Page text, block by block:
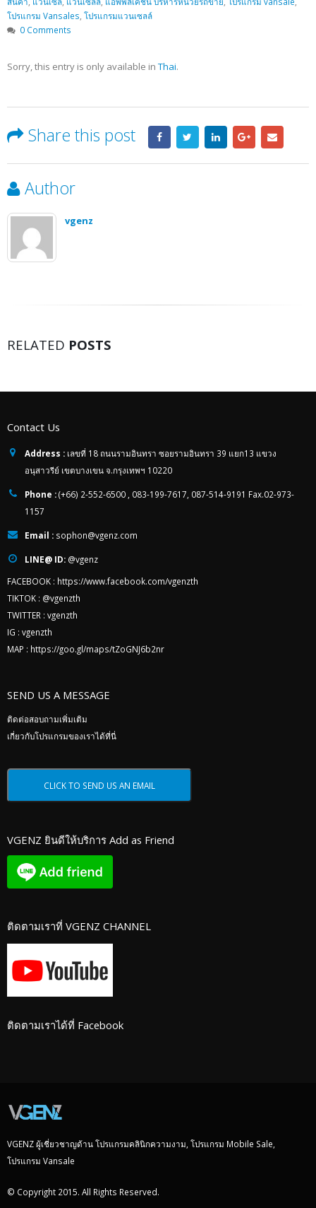
โปรแกรม Vansales โปรแกรมแวนเซลล์
0 Comments
Sorry, this entry is only available in Thai.
Share this post
Author
vgenz
RELATED POSTS
Contact Us
Address : เลขที่ 18 ถนนรามอินทรา ซอยรามอินทรา 39 แยก13 แขวง
อนุสาวรีย์ เขตบางเขน จ.กรุงเทพฯ 10220
Phone :(+66) 2-552-6500 , 083-199-7617, 087-514-9191 Fax.02-973-
1157
Email : sophon@vgenz.com
LINE@ ID: @vgenz
FACEBOOK : https://www.facebook.com/vgenzth
TIKTOK : @vgenzth
TWITTER : vgenzth
IG : vgenzth
MAP : https://goo.gl/maps/tZoGNJ6b2nr
SEND US A MESSAGE
ติดต่อสอบถามเพิ่มเติม
เกี่ยวกับโปรแกรมของเราได้ที่นี่
VGENZ ยินดีให้บริการ Add as Friend
ติดตามเราที่ VGENZ CHANNEL
ติดตามเราได้ที่ Facebook
VGENZ ผู้เชี่ยวชาญด้าน โปรแกรมคลินิกความงาม, โปรแกรม Mobile Sale,
โปรแกรม Vansale
© Copyright 2015. All Rights Reserved.